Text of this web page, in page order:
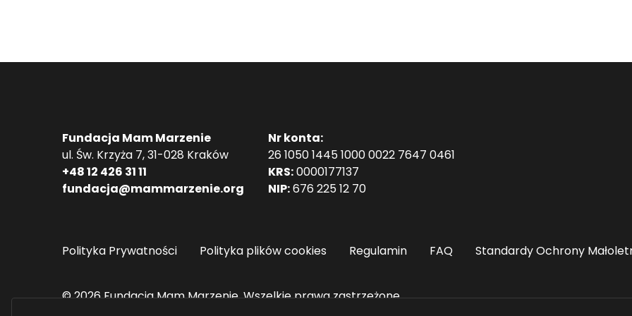
Fundacja Mam Marzenie
ul. Św. Krzyża 7, 31-028 Kraków
+48 12 426 31 11
fundacja@mammarzenie.org
Nr konta:
26 1050 1445 1000 0022 7647 0461
KRS:0000177137
NIP:676 225 12 70
Polityka Prywatności Polityka plików cookies Regulamin FAQ Standardy Ochrony
© 2026 Fundacja Mam Marzenie. Wszelkie prawa zastrzeżone.